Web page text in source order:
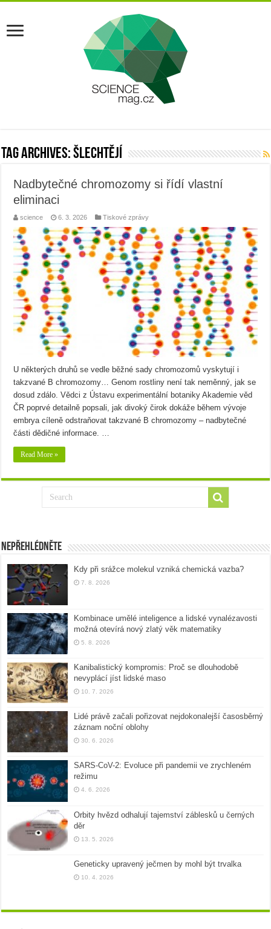
Tag Archives:šlechtějí
Nadbytečné chromozomy si řídí vlastní
eliminaci
science 6. 3. 2026 Tiskové zprávy
U některých druhů se vedle běžné sady chromozomů vyskytují i
takzvané B chromozomy… Genom rostliny není tak neměnný, jak se
dosud zdálo. Vědci z Ústavu experimentální botaniky Akademie věd
ČR poprvé detailně popsali, jak divoký čirok dokáže během vývoje
embrya cíleně odstraňovat takzvané B chromozomy – nadbytečné
části dědičné informace. …
Read More »
Nepřehlédněte
Kdy při srážce molekul vzniká chemická vazba?
7. 8. 2026
Kombinace umělé inteligence a lidské vynalézavosti
možná otevírá nový zlatý věk matematiky
5. 8. 2026
Kanibalistický kompromis: Proč se dlouhodobě
nevyplácí jíst lidské maso
10. 7. 2026
Lidé právě začali pořizovat nejdokonalejší časosběrný
záznam noční oblohy
30. 6. 2026
SARS-CoV-2: Evoluce při pandemii ve zrychleném
režimu
4. 6. 2026
Orbity hvězd odhalují tajemství záblesků u černých
děr
13. 5. 2026
Geneticky upravený ječmen by mohl být trvalka
10. 4. 2026